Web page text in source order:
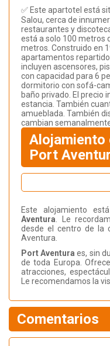
✅ Este apartotel está
Salou, cerca de
restaurantes y
está a solo 100 metros
metros. Construido en
apartamentos
incluyen ascensores,
con capacidad para 6
dormitorio con sofá-
baño privado. El precio
estancia. También
amueblada. También
cambian
Alojamiento
Port
Este alojamiento
Aventura . Le
desde el centro de la
Aventura.
Port Aventura es, sin
de toda Europa.
atracciones,
Le recomendamos la
Comentarios